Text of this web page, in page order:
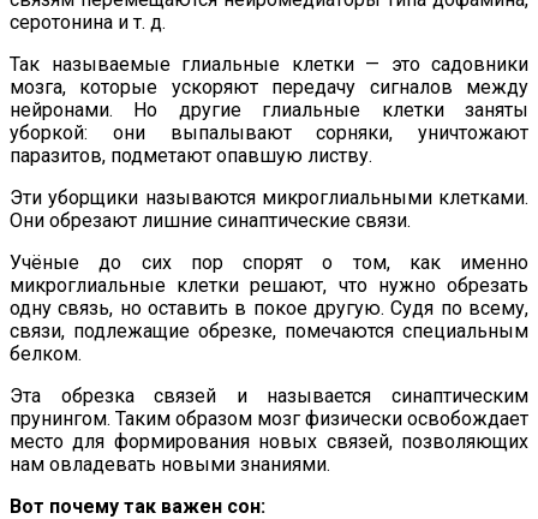
серотонина и т. д.
Так называемые глиальные клетки — это садовники
мозга, которые ускоряют передачу сигналов между
нейронами. Но другие глиальные клетки заняты
уборкой: они выпалывают сорняки, уничтожают
паразитов, подметают опавшую листву.
Эти уборщики называются микроглиальными клетками.
Они обрезают лишние синаптические связи.
Учёные до сих пор спорят о том, как именно
микроглиальные клетки решают, что нужно обрезать
одну связь, но оставить в покое другую. Судя по всему,
связи, подлежащие обрезке, помечаются специальным
белком.
Эта обрезка связей и называется синаптическим
прунингом. Таким образом мозг физически освобождает
место для формирования новых связей, позволяющих
нам овладевать новыми знаниями.
Вот почему так важен сон: